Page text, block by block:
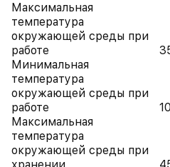
Максимальная
температура
окружающей среды при
работе
Минимальная
температура
окружающей среды при
работе
Максимальная
температура
окружающей среды при